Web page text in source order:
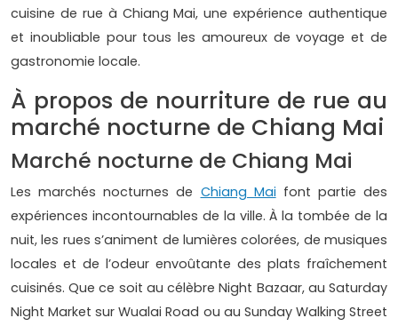
cuisine de rue à Chiang Mai, une expérience authentique
et inoubliable pour tous les amoureux de voyage et de
gastronomie locale.
À propos de nourriture de rue au
marché nocturne de Chiang Mai
Marché nocturne de Chiang Mai
Les marchés nocturnes de Chiang Mai font partie des
expériences incontournables de la ville. À la tombée de la
nuit, les rues s’animent de lumières colorées, de musiques
locales et de l’odeur envoûtante des plats fraîchement
cuisinés. Que ce soit au célèbre Night Bazaar, au Saturday
Night Market sur Wualai Road ou au Sunday Walking Street